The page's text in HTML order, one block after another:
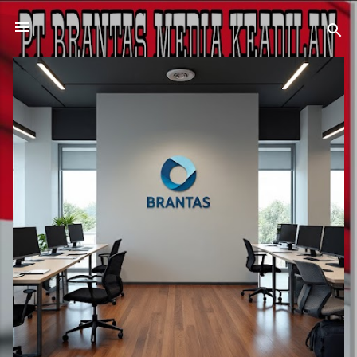
Langsung ke konten utama